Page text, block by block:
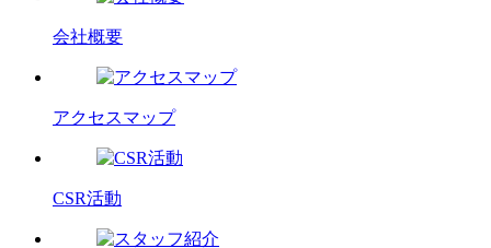
会社概要
アクセスマップ
CSR活動